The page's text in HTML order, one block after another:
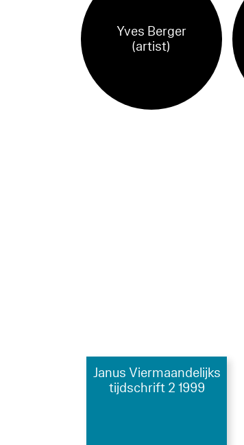
Yves Berger
(artist)
Janus Viermaandelijks
tijdschrift 2 1999